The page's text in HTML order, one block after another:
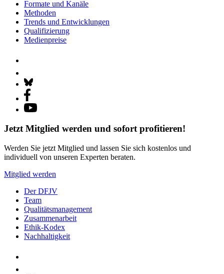
Formate und Kanäle
Methoden
Trends und Entwicklungen
Qualifizierung
Medienpreise
Jetzt Mitglied werden und sofort profitieren!
Werden Sie jetzt Mitglied und lassen Sie sich kostenlos und
individuell von unseren Experten beraten.
Mitglied werden
Der DFJV
Team
Qualitätsmanagement
Zusammenarbeit
Ethik-Kodex
Nachhaltigkeit